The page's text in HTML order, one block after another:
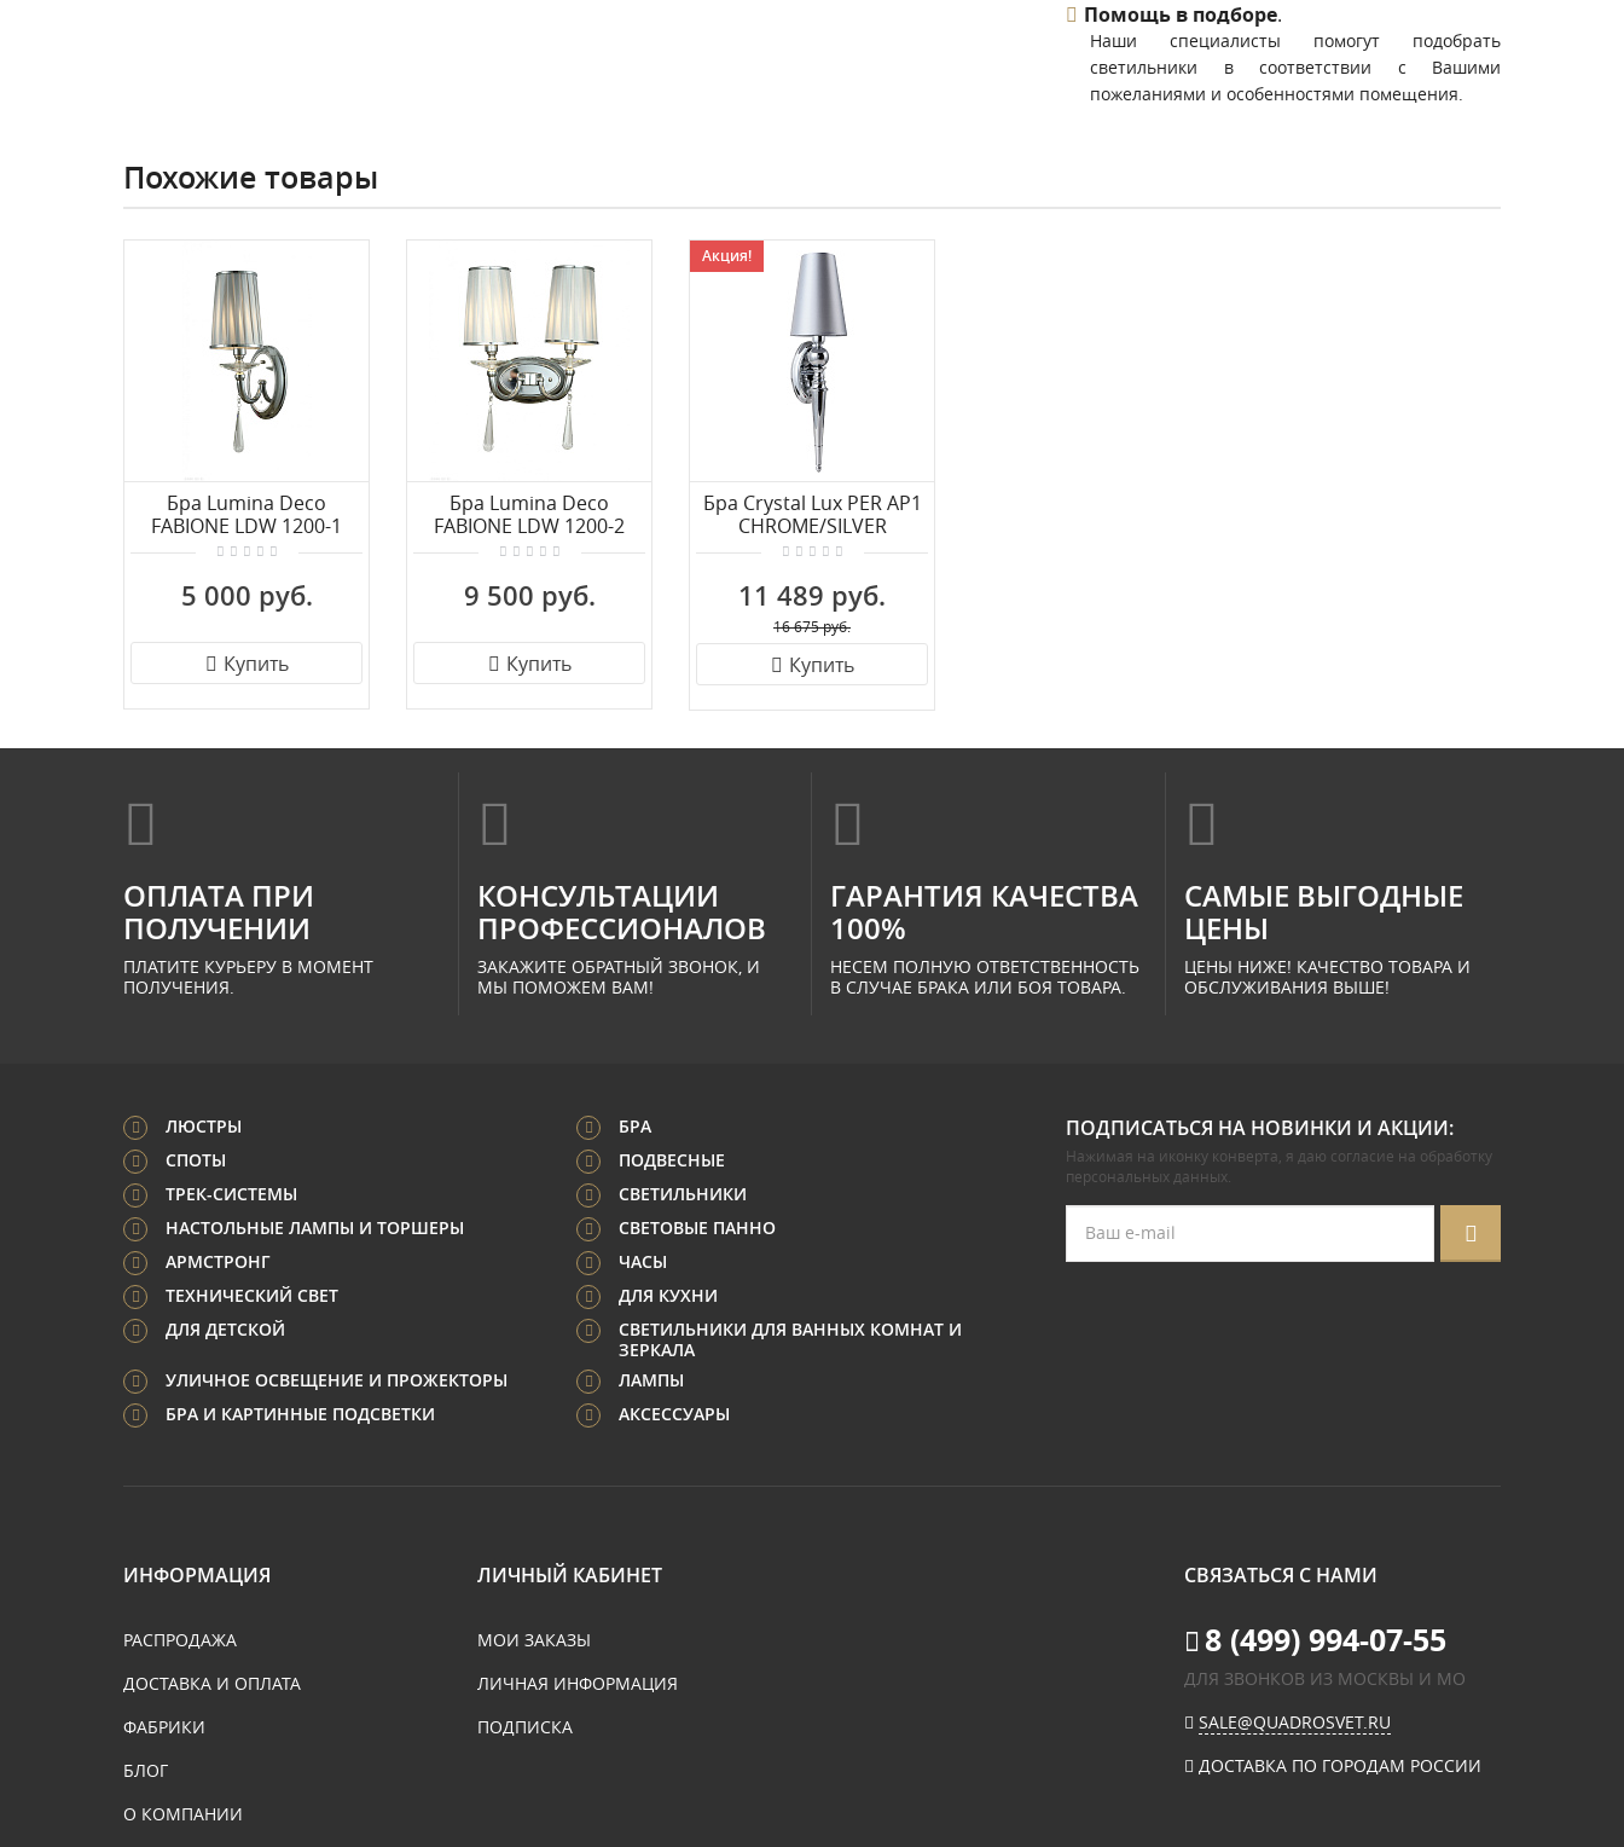
Помощь в подборе.
Наши специалисты помогут подобрать
светильники в соответствии с Вашими
пожеланиями и особенностями помещения.
Похожие товары
Бра Lumina Deco
FABIONE LDW 1200-1
CHR
5 000 руб.
Купить
Бра Lumina Deco
FABIONE LDW 1200-2
CHR
9 500 руб.
Купить
Акция!
Бра Crystal Lux PER AP1
CHROME/SILVER
11 489 руб.
16 675 руб.
Купить
ОПЛАТА ПРИ
ПОЛУЧЕНИИ
ПЛАТИТЕ КУРЬЕРУ В МОМЕНТ
ПОЛУЧЕНИЯ.
КОНСУЛЬТАЦИИ
ПРОФЕССИОНАЛОВ
ЗАКАЖИТЕ ОБРАТНЫЙ ЗВОНОК, И
МЫ ПОМОЖЕМ ВАМ!
ГАРАНТИЯ КАЧЕСТВА
100%
НЕСЕМ ПОЛНУЮ ОТВЕТСТВЕННОСТЬ
В СЛУЧАЕ БРАКА ИЛИ БОЯ ТОВАРА.
САМЫЕ ВЫГОДНЫЕ
ЦЕНЫ
ЦЕНЫ НИЖЕ! КАЧЕСТВО ТОВАРА И
ОБСЛУЖИВАНИЯ ВЫШЕ!
ЛЮСТРЫ
БРА
СПОТЫ
ПОДВЕСНЫЕ
ТРЕК-СИСТЕМЫ
СВЕТИЛЬНИКИ
НАСТОЛЬНЫЕ ЛАМПЫ И ТОРШЕРЫ
СВЕТОВЫЕ ПАННО
АРМСТРОНГ
ЧАСЫ
ТЕХНИЧЕСКИЙ СВЕТ
ДЛЯ КУХНИ
ДЛЯ ДЕТСКОЙ
СВЕТИЛЬНИКИ ДЛЯ ВАННЫХ КОМНАТ И
ЗЕРКАЛА
УЛИЧНОЕ ОСВЕЩЕНИЕ И ПРОЖЕКТОРЫ
ЛАМПЫ
БРА И КАРТИННЫЕ ПОДСВЕТКИ
АКСЕССУАРЫ
ПОДПИСАТЬСЯ НА НОВИНКИ И АКЦИИ:
Нажимая на иконку конверта, я даю согласие на обработку
персональных данных.
ИНФОРМАЦИЯ
РАСПРОДАЖА
ДОСТАВКА И ОПЛАТА
ФАБРИКИ
БЛОГ
О КОМПАНИИ
ЛИЧНЫЙ КАБИНЕТ
МОИ ЗАКАЗЫ
ЛИЧНАЯ ИНФОРМАЦИЯ
ПОДПИСКА
СВЯЗАТЬСЯ С НАМИ
8 (499) 994-07-55
ДЛЯ ЗВОНКОВ ИЗ МОСКВЫ И МО
SALE@QUADROSVET.RU
ДОСТАВКА ПО ГОРОДАМ РОССИИ